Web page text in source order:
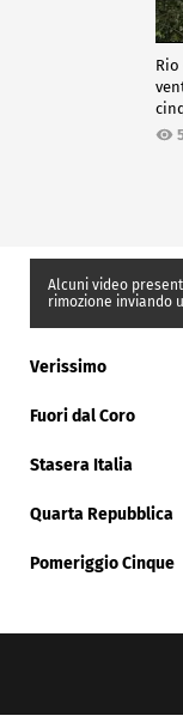
Rio
Alcuni video
rimozione inviando
Verissimo
Fuori dal Coro
Stasera Italia
Quarta Repubblica
Pomeriggio Cinque